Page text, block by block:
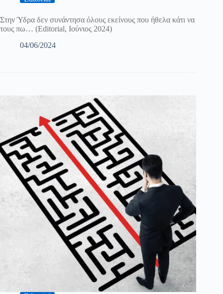
Στην Ύδρα δεν συνάντησα όλους εκείνους που ήθελα κάτι να
τους πω… (Editorial, Ιούνιος 2024)
04/06/2024